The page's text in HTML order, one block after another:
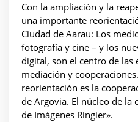
Con la ampliación y la
una importante
Ciudad de Aarau: Los
fotografía y cine – y los
digital, son el centro de las
mediación y
reorientación es la
de Argovia. El núcleo de la
de Imágenes Ringier».